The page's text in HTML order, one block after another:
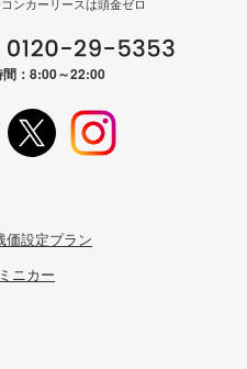
間：8:00～22:00
価設定プラン
ミニカー